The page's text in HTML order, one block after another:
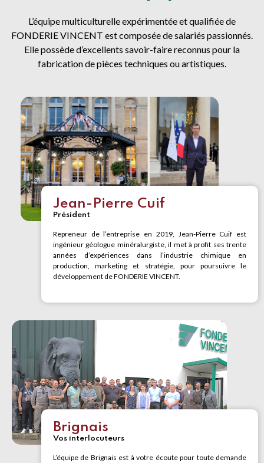
L’équipe multiculturelle expérimentée et qualifiée de
FONDERIE VINCENT est composée de salariés passionnés.
Elle possède d’excellents savoir-faire reconnus pour la
fabrication de pièces techniques ou artistiques.
Jean-Pierre Cuif
Président
Repreneur de l’entreprise en 2019, Jean-Pierre Cuif est
ingénieur géologue minéralurgiste, il met à profit ses trente
années d’expériences dans l’industrie chimique en
production, marketing et stratégie, pour poursuivre le
développement de FONDERIE VINCENT.
Brignais
Vos interlocuteurs
L’équipe de Brignais est à votre écoute pour toute demande